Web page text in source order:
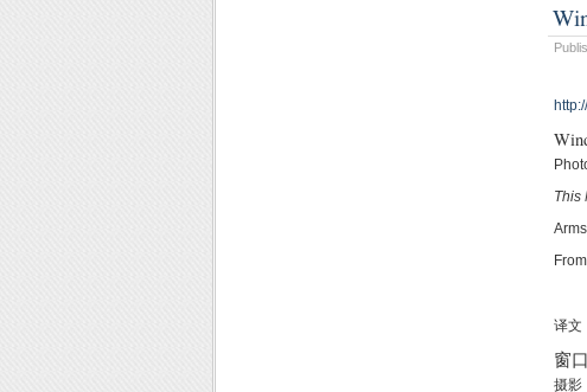
This
译文
窗
摄影